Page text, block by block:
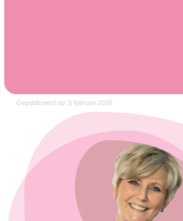
Gepubliceerd op: 5 februari 2026